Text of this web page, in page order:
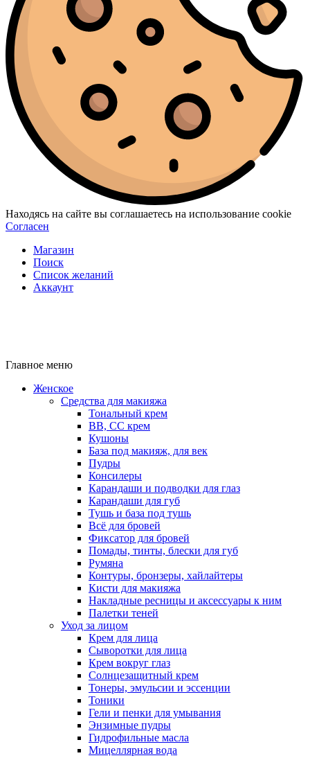
Находясь на сайте вы соглашаетесь на использование cookie
Согласен
Магазин
Поиск
Список желаний
Аккаунт
Главное меню
Женское
Средства для макияжа
Тональный крем
BB, CC крем
Кушоны
База под макияж, для век
Пудры
Консилеры
Карандаши и подводки для глаз
Карандаши для губ
Тушь и база под тушь
Всё для бровей
Фиксатор для бровей
Помады, тинты, блески для губ
Румяна
Контуры, бронзеры, хайлайтеры
Кисти для макияжа
Накладные ресницы и аксессуары к ним
Палетки теней
Уход за лицом
Крем для лица
Сыворотки для лица
Крем вокруг глаз
Солнцезащитный крем
Тонеры, эмульсии и эссенции
Тоники
Гели и пенки для умывания
Энзимные пудры
Гидрофильные масла
Мицеллярная вода